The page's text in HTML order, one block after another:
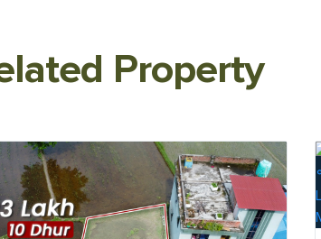
Property